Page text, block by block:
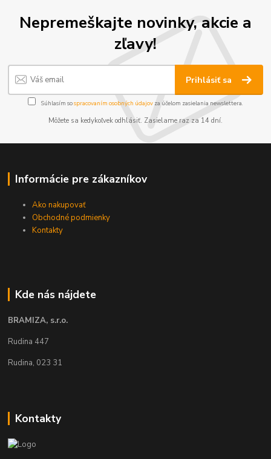
Nepremeškajte novinky, akcie a
zľavy!
Prihlásiť sa
Súhlasím sospracovaním osobných údajov za účelom zasielania newslettera.
Môžete sa kedykoľvek odhlásiť. Zasielame raz za 14 dní.
Informácie pre zákazníkov
Ako nakupovať
Obchodné podmienky
Kontakty
Kde nás nájdete
BRAMIZA, s.r.o.
Rudina 447
Rudina, 023 31
Kontakty